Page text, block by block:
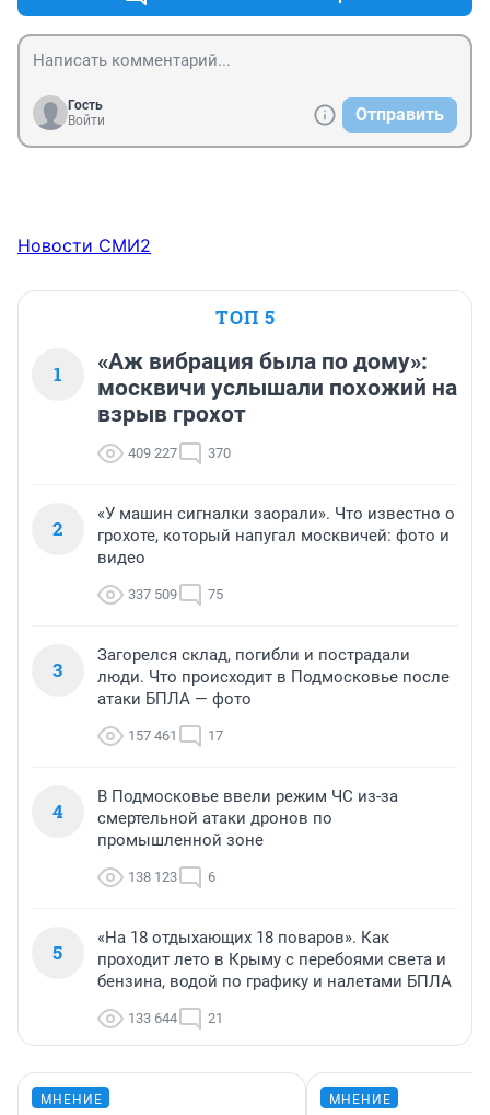
Гость
Войти
Отправить
Новости СМИ2
ТОП 5
1
«Аж вибрация была по дому»:
москвичи услышали похожий на
взрыв грохот
409 227 370
2
«У машин сигналки заорали». Что известно о
грохоте, который напугал москвичей: фото и
видео
337 509 75
3
Загорелся склад, погибли и пострадали
люди. Что происходит в Подмосковье после
атаки БПЛА — фото
157 461 17
4
В Подмосковье ввели режим ЧС из-за
смертельной атаки дронов по
промышленной зоне
138 123 6
5
«На 18 отдыхающих 18 поваров». Как
проходит лето в Крыму с перебоями света и
бензина, водой по графику и налетами БПЛА
133 644 21
МНЕНИЕ МНЕНИЕ